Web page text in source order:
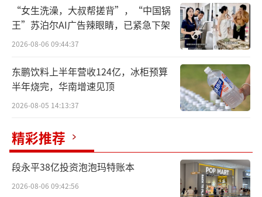
十年IP无人问，一朝盲盒天下知
2010年成立，2020年上市，打造近40个热
门IP，其中“拉布布”更是被知名女idol Lisa
带火出圈，相关搪胶毛绒玩偶几度断货，黄牛
价格炒到天花板。泡泡玛特开盲盒的消费形式
让一波又一波年轻人趋之若鹜，为了好看的娃
娃，也为自己的猎奇心理买单。
“女生洗澡，大叔帮搓背”，“中国锅
王”苏泊尔AI广告辣眼睛，已紧急下架
2026-08-06 09:44:37
东鹏饮料上半年营收124亿，冰柜预算
半年烧完，华南增速见顶
2026-08-05 14:13:37
精彩推荐
段永平38亿投资泡泡玛特账本
2026-08-06 09:42:56